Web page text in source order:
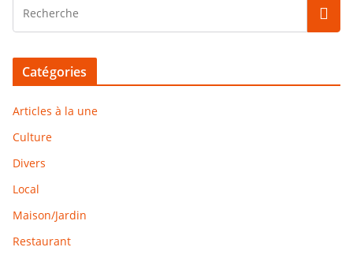
Catégories
Articles à la une
Culture
Divers
Local
Maison/Jardin
Restaurant